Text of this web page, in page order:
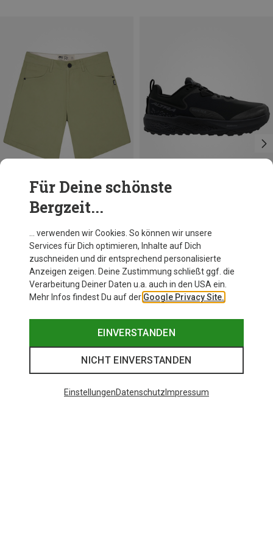
Du sparst 33%
Für Deine schönste
Bergzeit...
… verwenden wir Cookies. So können wir unsere
Services für Dich optimieren, Inhalte auf Dich
zuschneiden und dir entsprechend personalisierte
Anzeigen zeigen. Deine Zustimmung schließt ggf. die
Verarbeitung Deiner Daten u.a. auch in den USA ein.
Mehr Infos findest Du auf der Google Privacy Site.
EINVERSTANDEN
NICHT EINVERSTANDEN
EinstellungenDatenschutz Impressum